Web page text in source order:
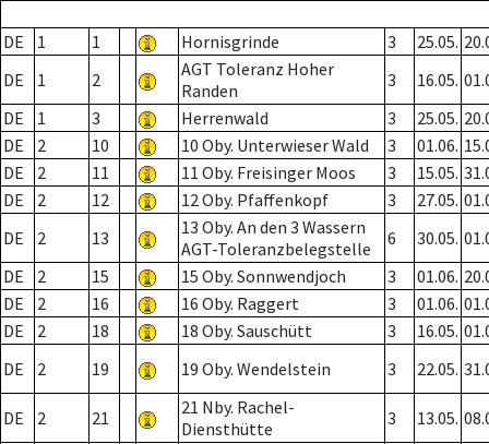
DE 1 1 Hornisgrinde 3 25.05.
DE
1 2
AGT Toleranz Hoher
Randen
3 16.05.
DE
1 3 Herrenwald 3 25.05.
DE
2 10 10 Oby. Unterwieser Wald 3 01.06.
DE
2 11 11 Oby. Freisinger Moos 3 15.05.
DE
2 12 12 Oby. Pfaffenkopf 3 27.05.
DE
2 13
13 Oby. An den 3 Wassern
AGT-Toleranzbelegstelle
6 30.05.
DE
2 15 15 Oby. Sonnwendjoch 3 01.06.
DE
2 16 16 Oby. Raggert 3 01.06.
DE
2 18 18 Oby. Sauschütt 3 16.05.
DE
2 19 19 Oby. Wendelstein 3 22.05.
DE 2 21
21 Nby. Rachel-
Diensthütte
3 13.05.